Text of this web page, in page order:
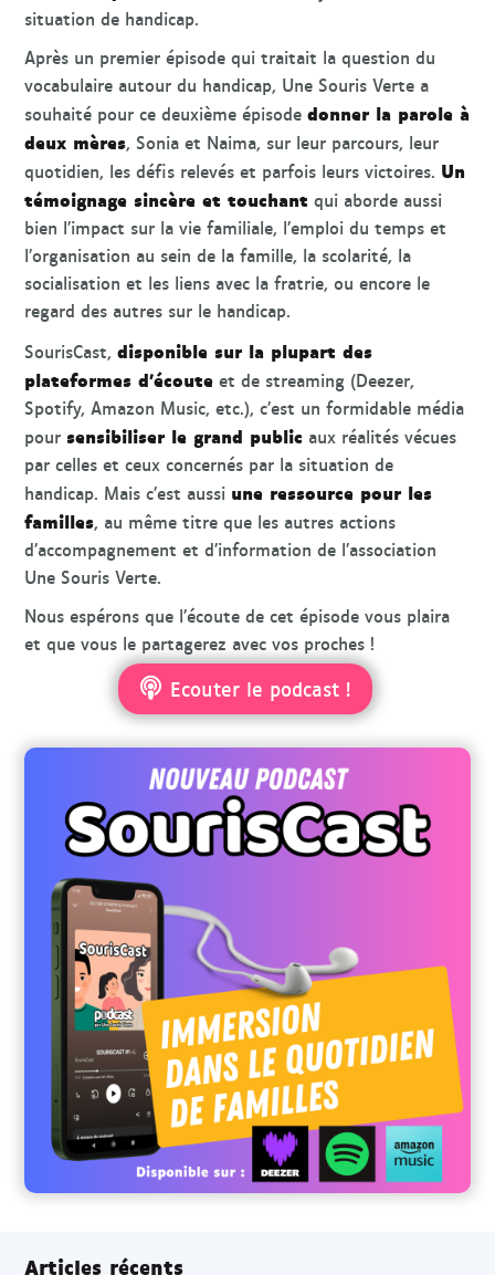
situation de handicap.
Après un premier épisode qui traitait la question du
vocabulaire autour du handicap, Une Souris Verte a
souhaité pour ce deuxième épisodedonner la parole à
deux mères, Sonia et Naima, sur leur parcours, leur
quotidien, les défis relevés et parfois leurs victoires. Un
témoignage sincère et touchant qui aborde aussi
bien l’impact sur la vie familiale, l’emploi du temps et
l’organisation au sein de la famille, la scolarité, la
socialisation et les liens avec la fratrie, ou encore le
regard des autres sur le handicap.
SourisCast,disponible sur la plupart des
plateformes d’écoute et de streaming (Deezer,
Spotify, Amazon Music, etc.), c’est un formidable média
pour sensibiliser le grand public aux réalités vécues
par celles et ceux concernés par la situation de
handicap. Mais c’est aussi une ressource pour les
familles, au même titre que les autres actions
d’accompagnement et d’information de l’association
Une Souris Verte.
Nous espérons que l’écoute de cet épisode vous plaira
et que vous le partagerez avec vos proches !
Ecouter le podcast !
Articles récents